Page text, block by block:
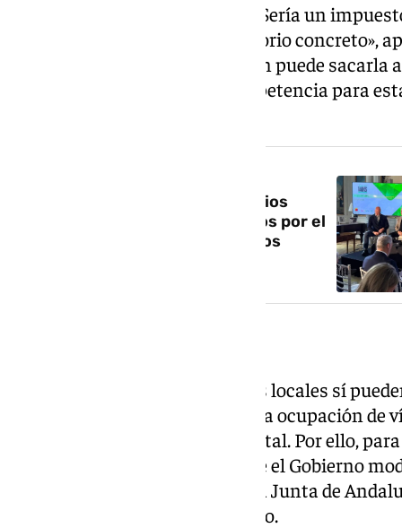
Institucional de Mecenazgos. «Sería un
turística o a la visita a un territorio concreto»,
importante para entender quién puede sacarla
ayuntamientos no tienen competencia para
Margarita del Cid: «Los municipios
turísticos están infrafinanciados por el
Gobierno; generan unos ingresos
Actualmente, las corporaciones locales sí
reguladas, como la de basura o la ocupación
impuestos fuera del marco estatal. Por ello,
esta medida sería necesario que el Gobierno
Haciendas Locales o bien que la Junta de
autonómico aplicable al turismo.